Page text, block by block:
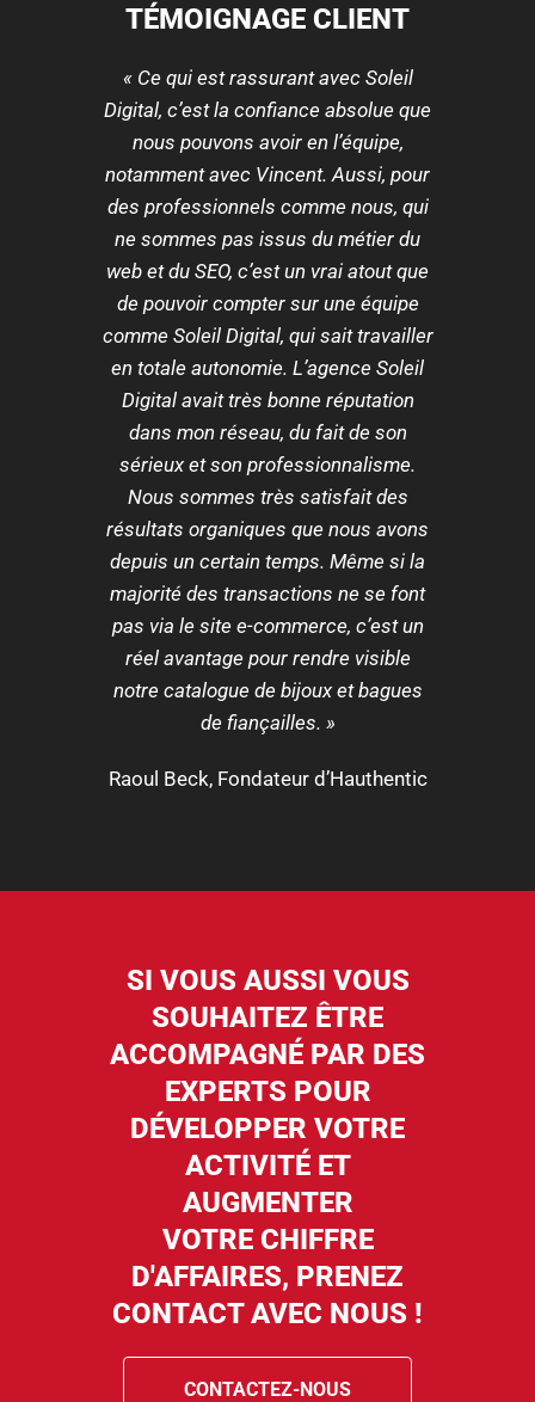
TÉMOIGNAGE CLIENT
« Ce qui est rassurant avec Soleil
Digital, c’est la confiance absolue que
nous pouvons avoir en l’équipe,
notamment avec Vincent. Aussi, pour
des professionnels comme nous, qui
ne sommes pas issus du métier du
web et du SEO, c’est un vrai atout que
de pouvoir compter sur une équipe
comme Soleil Digital, qui sait travailler
en totale autonomie. L’agence Soleil
Digital avait très bonne réputation
dans mon réseau, du fait de son
sérieux et son professionnalisme.
Nous sommes très satisfait des
résultats organiques que nous avons
depuis un certain temps. Même si la
majorité des transactions ne se font
pas via le site e-commerce, c’est un
réel avantage pour rendre visible
notre catalogue de bijoux et bagues
de fiançailles. »
Raoul Beck, Fondateur d’Hauthentic
SI VOUS AUSSI VOUS
SOUHAITEZ ÊTRE
ACCOMPAGNÉ PAR DES
EXPERTS POUR
DÉVELOPPER VOTRE
ACTIVITÉ ET
AUGMENTER
VOTRE CHIFFRE
D'AFFAIRES, PRENEZ
CONTACT AVEC NOUS !
CONTACTEZ-NOUS